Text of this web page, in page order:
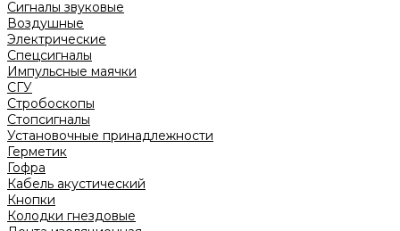
Сигналы звуковые
Воздушные
Электрические
Спецсигналы
Импульсные маячки
СГУ
Стробоскопы
Стопсигналы
Установочные принадлежности
Герметик
Гофра
Кабель акустический
Кнопки
Колодки гнездовые